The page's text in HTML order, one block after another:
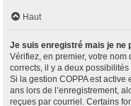
Haut
Je suis enregistré mais je ne
Vérifiez, en premier, votre nom
corrects, il y a deux possibilités
Si la gestion COPPA est
ans lors de l’enregistrement,
reçues par courriel. Certains